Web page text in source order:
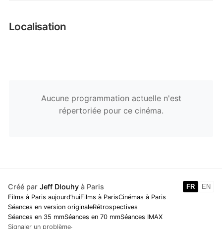
Localisation
Aucune programmation actuelle n'est
répertoriée pour ce cinéma.
Créé par Jeff Dlouhy à Paris
Films à Paris aujourd’huiFilms à ParisCinémas à Paris
Séances en version originaleRétrospectives
Séances en 35 mmSéances en 70 mmSéances IMAX
Signaler un problème·
FR EN